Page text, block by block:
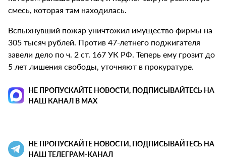
смесь, которая там находилась.
Вспыхнувший пожар уничтожил имущество фирмы на
305 тысяч рублей. Против 47-летнего поджигателя
завели дело по ч. 2 ст. 167 УК РФ. Теперь ему грозит до
5 лет лишения свободы, уточняют в прокуратуре.
НЕ ПРОПУСКАЙТЕ НОВОСТИ, ПОДПИСЫВАЙТЕСЬ НА
НАШ КАНАЛ В MAX
НЕ ПРОПУСКАЙТЕ НОВОСТИ, ПОДПИСЫВАЙТЕСЬ НА
НАШ ТЕЛЕГРАМ-КАНАЛ